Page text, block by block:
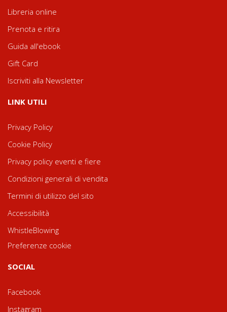
Libreria online
Prenota e ritira
Guida all'ebook
Gift Card
Iscriviti alla Newsletter
LINK UTILI
Privacy Policy
Cookie Policy
Privacy policy eventi e fiere
Condizioni generali di vendita
Termini di utilizzo del sito
Accessibilità
WhistleBlowing
Preferenze cookie
SOCIAL
Facebook
Instagram